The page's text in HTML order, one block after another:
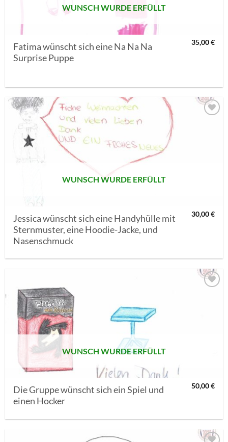
WUNSCH WURDE ERFÜLLT
Fatima wünscht sich eine Na Na Na
Surprise Puppe
35,00€
WUNSCH WURDE ERFÜLLT
Jessica wünscht sich eine Handyhülle mit
Sternmuster, eine Hoodie-Jacke, und
Nasenschmuck
30,00€
WUNSCH WURDE ERFÜLLT
Die Gruppe wünscht sich ein Spiel und
einen Hocker
50,00€